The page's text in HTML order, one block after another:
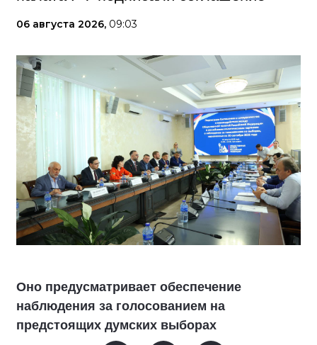
06 августа 2026, 09:03
Оно предусматривает обеспечение
наблюдения за голосованием на
предстоящих думских выборах